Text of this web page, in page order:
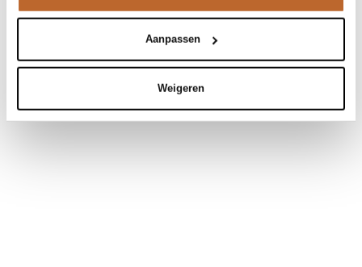
Aanpassen
Weigeren